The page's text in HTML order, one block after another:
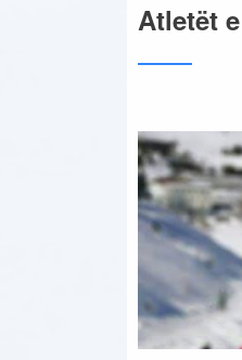
Atletët